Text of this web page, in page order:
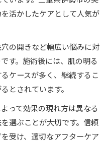
活かしたケアとして人気が
の開きなど幅広い悩みに対
す。施術後には、肌の明る
ケースが多く、継続するこ
とされています。
って効果の現れ方は異なる
選ぶことが大切です。信頼
受け、適切なアフターケア